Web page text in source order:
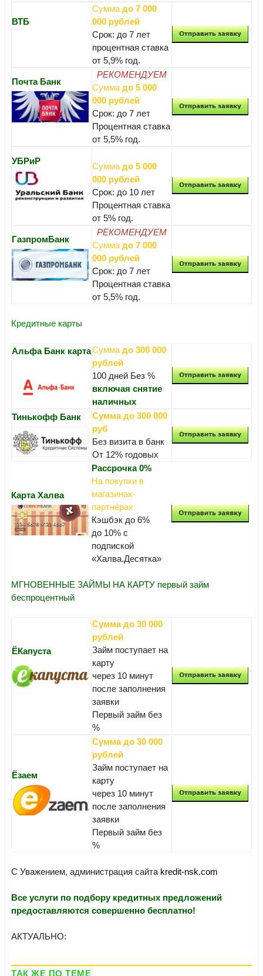
ВТБ
Сумма до 7 000
000 рублей
Срок: до 7 лет
процентная ставка
от 5,9% год.
Почта Банк
РЕКОМЕНДУЕМ
Сумма до 5 000
000 рублей
Срок: до 7 лет
Процентная ставка
от 5,5% год.
УБРиР
Сумма до 5 000
000 рублей
Срок: до 10 лет
Процентная ставка
от 5% год.
ГазпромБанк
РЕКОМЕНДУЕМ
Сумма до 7 000
000 рублей
Срок: до 7 лет
Процентная ставка
от 5,5% год.
Кредитные карты
Альфа Банк картаСумма до 300 000
рублей
100 дней Без %
включая снятие
наличных
Тинькофф Банк
Сумма до 300 000
руб
Без визита в банк
От 12% годовых
Карта Халва
Рассрочка 0%
На покупки в
магазинах-
партнёрах
Кэшбэк до 6%
до 10% с
подпиской
«Халва.Десятка»
МГНОВЕННЫЕ ЗАЙМЫ НА КАРТУ первый займ
беспроцентный
ЁКапуста
Сумма до 30 000
рублей
Займ поступает на
карту
через 10 минут
после заполнения
заявки
Первый займ без
%
Ёзаем
Сумма до 30 000
рублей
Займ поступает на
карту
через 10 минут
после заполнения
заявки
Первый займ без
%
С Уважением, администрация сайта kredit-nsk.com
Все услуги по подбору кредитных предложений
предоставляются совершенно бесплатно!
АКТУАЛЬНО:
ТАК ЖЕ ПО ТЕМЕ